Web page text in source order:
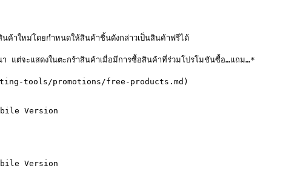
าใหม่โดยกำหนดให้สินค้าชิ้นดังกล่าวเป็นสินค้าฟรีได้
แต่จะแสดงในตะกร้าสินค้าเมื่อมีการซื้อสินค้าที่ร่วมโปรโมชันซื้อ…แถม…*
tools/promotions/free-products.md)
Version
Version